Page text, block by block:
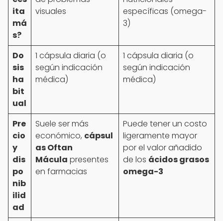
ita
má
s?
visuales
específicas (omega-
3)
Do
sis
ha
bit
ual
1 cápsula diaria (o
según indicación
médica)
1 cápsula diaria (o
según indicación
médica)
Pre
cio
y
dis
po
nib
ilid
ad
Suele ser más
económico, cápsul
as Oftan
Mácula presentes
en farmacias
Puede tener un costo
ligeramente mayor
por el valor añadido
de los ácidos grasos
omega-3